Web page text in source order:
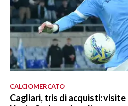
CALCIOMERCATO
Cagliari, tris di acquisti: visite